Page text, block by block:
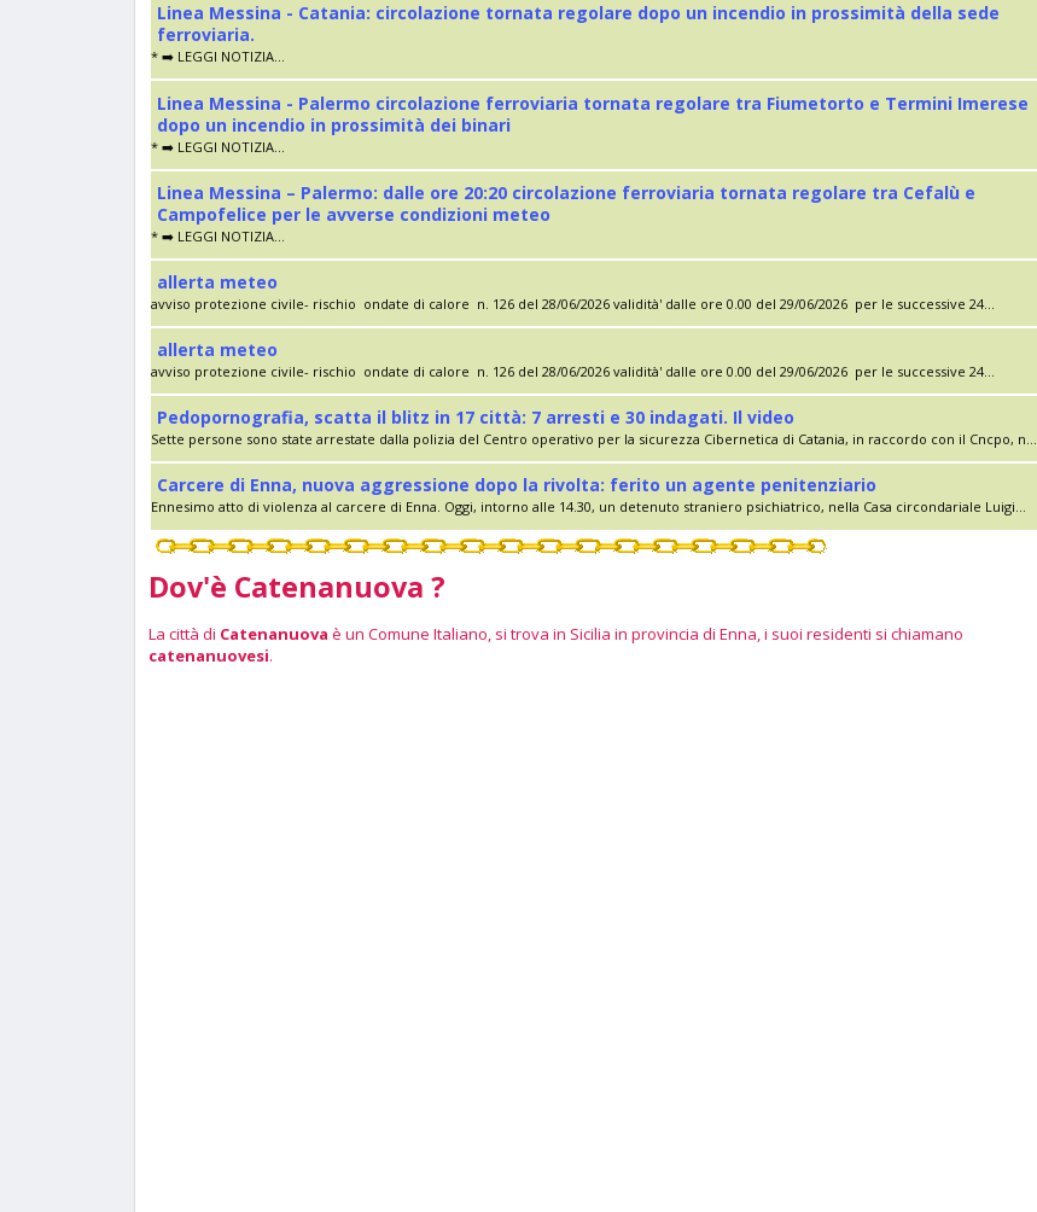
Linea Messina - Catania: circolazione tornata regolare dopo un incendio in prossimità della sede
ferroviaria.
* ➡️ LEGGI NOTIZIA...
Linea Messina - Palermo circolazione ferroviaria tornata regolare tra Fiumetorto e Termini Imerese
dopo un incendio in prossimità dei binari
* ➡️ LEGGI NOTIZIA...
Linea Messina – Palermo: dalle ore 20:20 circolazione ferroviaria tornata regolare tra Cefalù e
Campofelice per le avverse condizioni meteo
* ➡️ LEGGI NOTIZIA...
allerta meteo
avviso protezione civile- rischio ondate di calore n. 126 del 28/06/2026 validità' dalle ore 0.00 del 29/06/2026 per le successive 24...
allerta meteo
avviso protezione civile- rischio ondate di calore n. 126 del 28/06/2026 validità' dalle ore 0.00 del 29/06/2026 per le successive 24...
Pedopornografia, scatta il blitz in 17 città: 7 arresti e 30 indagati. Il video
Sette persone sono state arrestate dalla polizia del Centro operativo per la sicurezza Cibernetica di Catania, in raccordo con il Cncpo, n...
Carcere di Enna, nuova aggressione dopo la rivolta: ferito un agente penitenziario
Ennesimo atto di violenza al carcere di Enna. Oggi, intorno alle 14.30, un detenuto straniero psichiatrico, nella Casa circondariale Luigi...
Dov'è Catenanuova ?
La città di Catenanuova è un Comune Italiano, si trova in Sicilia in provincia di Enna, i suoi residenti si chiamano
catenanuovesi.